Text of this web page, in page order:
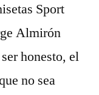
Sport
Almirón
honesto, el
no sea